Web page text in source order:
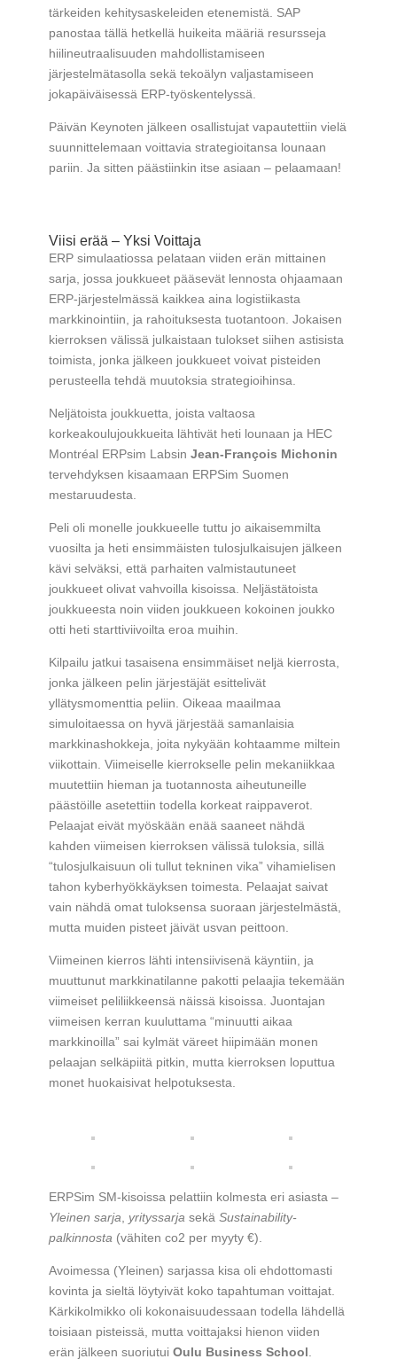
tärkeiden kehitysaskeleiden etenemistä. SAP
panostaa tällä hetkellä huikeita määriä resursseja
hiilineutraalisuuden mahdollistamiseen
järjestelmätasolla sekä tekoälyn valjastamiseen
jokapäiväisessä ERP-työskentelyssä.
Päivän Keynoten jälkeen osallistujat vapautettiin vielä
suunnittelemaan voittavia strategioitansa lounaan
pariin. Ja sitten päästiinkin itse asiaan – pelaamaan!
Viisi erää – Yksi Voittaja
ERP simulaatiossa pelataan viiden erän mittainen
sarja, jossa joukkueet pääsevät lennosta ohjaamaan
ERP-järjestelmässä kaikkea aina logistiikasta
markkinointiin, ja rahoituksesta tuotantoon. Jokaisen
kierroksen välissä julkaistaan tulokset siihen astisista
toimista, jonka jälkeen joukkueet voivat pisteiden
perusteella tehdä muutoksia strategioihinsa.
Neljätoista joukkuetta, joista valtaosa
korkeakoulujoukkueita lähtivät heti lounaan ja HEC
Montréal ERPsim Labsin Jean-François Michonin
tervehdyksen kisaamaan ERPSim Suomen
mestaruudesta.
Peli oli monelle joukkueelle tuttu jo aikaisemmilta
vuosilta ja heti ensimmäisten tulosjulkaisujen jälkeen
kävi selväksi, että parhaiten valmistautuneet
joukkueet olivat vahvoilla kisoissa. Neljästätoista
joukkueesta noin viiden joukkueen kokoinen joukko
otti heti starttiviivoilta eroa muihin.
Kilpailu jatkui tasaisena ensimmäiset neljä kierrosta,
jonka jälkeen pelin järjestäjät esittelivät
yllätysmomenttia peliin. Oikeaa maailmaa
simuloitaessa on hyvä järjestää samanlaisia
markkinashokkeja, joita nykyään kohtaamme miltein
viikottain. Viimeiselle kierrokselle pelin mekaniikkaa
muutettiin hieman ja tuotannosta aiheutuneille
päästöille asetettiin todella korkeat raippaverot.
Pelaajat eivät myöskään enää saaneet nähdä
kahden viimeisen kierroksen välissä tuloksia, sillä
“tulosjulkaisuun oli tullut tekninen vika” vihamielisen
tahon kyberhyökkäyksen toimesta. Pelaajat saivat
vain nähdä omat tuloksensa suoraan järjestelmästä,
mutta muiden pisteet jäivät usvan peittoon.
Viimeinen kierros lähti intensiivisenä käyntiin, ja
muuttunut markkinatilanne pakotti pelaajia tekemään
viimeiset peliliikkeensä näissä kisoissa. Juontajan
viimeisen kerran kuuluttama “minuutti aikaa
markkinoilla” sai kylmät väreet hiipimään monen
pelaajan selkäpiitä pitkin, mutta kierroksen loputtua
monet huokaisivat helpotuksesta.
ERPSim SM-kisoissa pelattiin kolmesta eri asiasta –
Yleinen sarja
yrityssarja sekä Sustainability-
palkinnosta (vähiten co2 per myyty €).
Avoimessa (Yleinen) sarjassa kisa oli ehdottomasti
kovinta ja sieltä löytyivät koko tapahtuman voittajat.
Kärkikolmikko oli kokonaisuudessaan todella lähdellä
toisiaan pisteissä, mutta voittajaksi hienon viiden
erän jälkeen suoriutui Oulu Business School